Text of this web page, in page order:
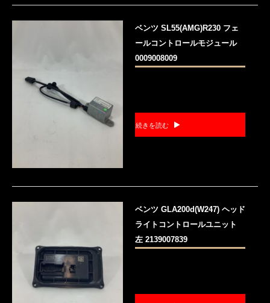
ベンツ SL55(AMG)R230 フェ
ールコントロールモジュール
0009008009
続きを読む
ベンツ GLA200d(W247) ヘッド
ライトコントロールユニット
左 2139007839